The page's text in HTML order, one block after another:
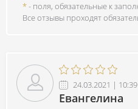
*- поля, обязательные к
Все отзывы проходят
24.03.2021 | 10:39
Евангелина